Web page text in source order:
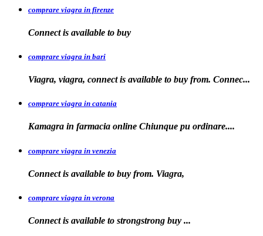
comprare viagra in firenze
Connect is available to buy
comprare viagra in bari
Viagra, viagra, connect is available to buy from. Connec...
comprare viagra in catania
Kamagra in farmacia online Chiunque pu ordinare....
comprare viagra in venezia
Connect is available to buy from. Viagra,
comprare viagra in verona
Connect is available to strongstrong buy ...